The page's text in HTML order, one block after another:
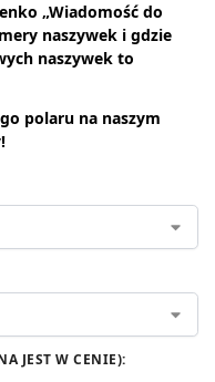
„Wiadomość do
naszywek i gdzie
naszywek to
polaru na naszym
JEST W CENIE):